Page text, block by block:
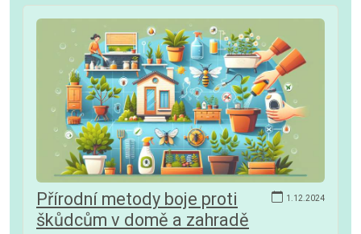
1.12.2024
Přírodní metody boje proti
škůdcům v domě a zahradě